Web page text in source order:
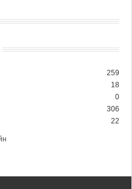
259
18
0
306
22